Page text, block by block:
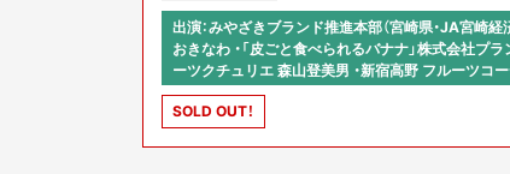
出演：みやざきブランド推進本部（宮崎県・JA宮崎
おきなわ ・「皮ごと食べられるバナナ」株式会社プ
ーツクチュリエ 森山登美男 ・新宿高野 フルーツコ
ダー 山本利晴 ・BE-WAVE バーテンダー 天野剛 ・
さん juli ・FRUIT LOVERS LIFE代表、フルーツ定期
SOLD OUT！